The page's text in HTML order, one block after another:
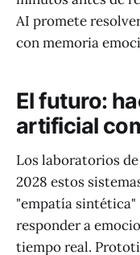
AI promete
con memoria
El futuro:
artificial
Los laboratorios
2028 estos
"empatía sintética"
responder a
tiempo real.